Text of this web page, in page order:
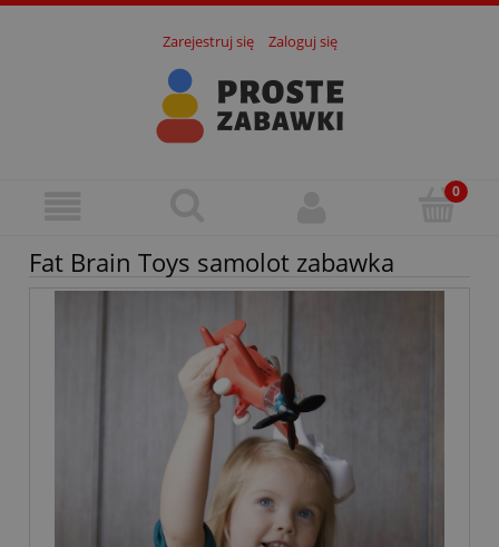
Zarejestruj się Zaloguj się
Fat Brain Toys samolot zabawka